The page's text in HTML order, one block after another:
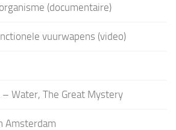
(documentaire)
vuurwapens (video)
Water, The Great Mystery
Amsterdam